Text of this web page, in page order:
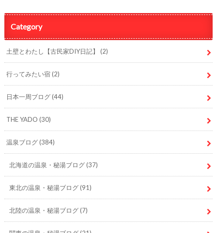
Category
土壁とわたし【古民家DIY日記】 (2)
行ってみたい宿(2)
日本一周ブログ(44)
THE YADO (30)
温泉ブログ(384)
北海道の温泉・秘湯ブログ(37)
東北の温泉・秘湯ブログ(91)
北陸の温泉・秘湯ブログ(7)